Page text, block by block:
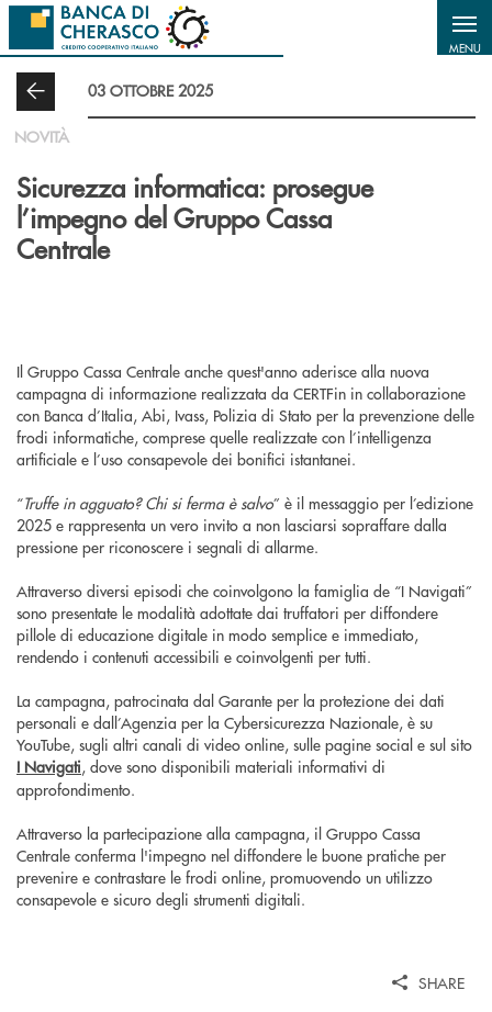
Salta al contenuto principale
MENU
03 OTTOBRE 2025
NOVITÀ
Sicurezza informatica: prosegue
l’impegno del Gruppo Cassa
Centrale
Il Gruppo Cassa Centrale anche quest'anno aderisce alla nuova
campagna di informazione realizzata da CERTFin in collaborazione
con Banca d’Italia, Abi, Ivass, Polizia di Stato per la prevenzione delle
frodi informatiche, comprese quelle realizzate con l’intelligenza
artificiale e l’uso consapevole dei bonifici istantanei.
“Truffe in agguato? Chi si ferma è salvo” è il messaggio per l’edizione
2025 e rappresenta un vero invito a non lasciarsi sopraffare dalla
pressione per riconoscere i segnali di allarme.
Attraverso diversi episodi che coinvolgono la famiglia de “I Navigati”
sono presentate le modalità adottate dai truffatori per diffondere
pillole di educazione digitale in modo semplice e immediato,
rendendo i contenuti accessibili e coinvolgenti per tutti.
La campagna, patrocinata dal Garante per la protezione dei dati
personali e dall’Agenzia per la Cybersicurezza Nazionale, è su
YouTube, sugli altri canali di video online, sulle pagine social e sul sito
I Navigati, dove sono disponibili materiali informativi di
approfondimento.
Attraverso la partecipazione alla campagna, il Gruppo Cassa
Centrale conferma l'impegno nel diffondere le buone pratiche per
prevenire e contrastare le frodi online, promuovendo un utilizzo
consapevole e sicuro degli strumenti digitali.
SHARE